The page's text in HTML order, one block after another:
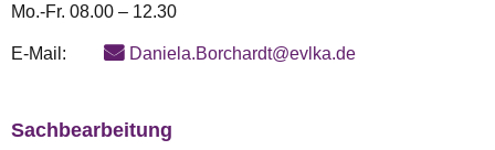
Mo.-Fr. 08.00 – 12.30
E-Mail: Daniela.Borchardt@evlka.de
Sachbearbeitung